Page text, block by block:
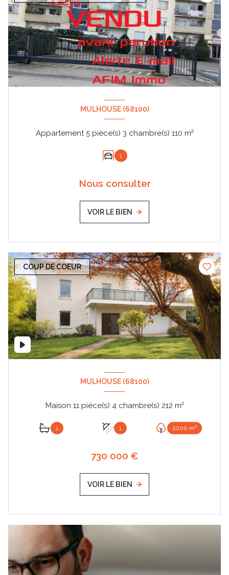
MULHOUSE (68100)
Appartement 5 pièce(s) 3 chambre(s) 110 m²
1
Nous consulter
VOIR LE BIEN
COUP DE COEUR
MULHOUSE (68100)
Maison 11 pièce(s) 4 chambre(s) 212 m²
1 1 2200 m²
730 000 €
VOIR LE BIEN